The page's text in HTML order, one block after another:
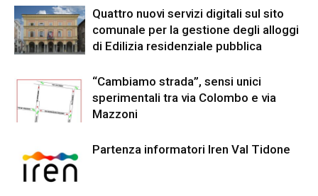
Quattro nuovi servizi digitali sul sito
comunale per la gestione degli alloggi
di Edilizia residenziale pubblica
“Cambiamo strada”, sensi unici
sperimentali tra via Colombo e via
Mazzoni
Partenza informatori Iren Val Tidone